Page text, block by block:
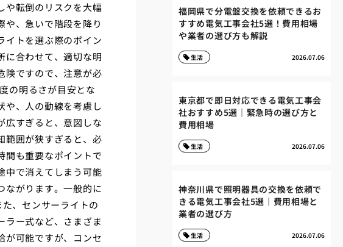
や転倒のリスクを大幅
や、急いで階段を降り
イトを選ぶ際のポイン
に合わせて、適切な明
険ですので、注意が必
の明るさが目安とな
や、人の動線を考慮し
広すぎると、意図しな
範囲が狭すぎると、必
間も重要なポイントで
中で消えてしまう可能
ながります。一般的に
、センサーライトの
ラー式など、さまざま
が可能ですが、コンセ
福岡県で分電盤交換を依頼できるお
すすめ電気工事会社5選！費用相場
や業者の選び方も解説
2026.07.06
生活
東京都で即日対応できる電気工事会
社おすすめ5選｜緊急時の選び方と
費用相場
2026.07.06
生活
神奈川県で照明器具の交換を依頼で
きる電気工事会社5選｜費用相場と
業者の選び方
2026.07.06
生活